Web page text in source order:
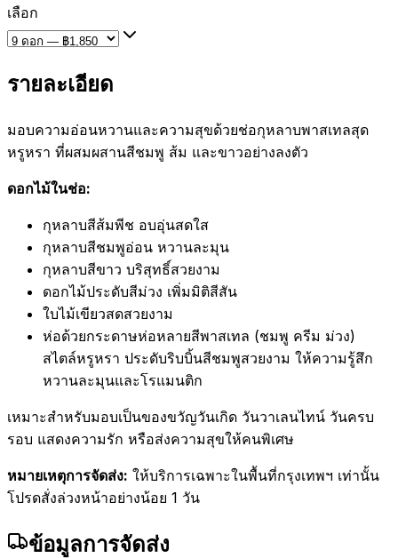
เลือก
รายละเอียด
มอบความอ่อนหวานและความสุขด้วยช่อกุหลาบพาสเทลสุด
หรูหรา ที่ผสมผสานสีชมพู ส้ม และขาวอย่างลงตัว
ดอกไม้ในช่อ:
กุหลาบสีส้มพีช อบอุ่นสดใส
กุหลาบสีชมพูอ่อน หวานละมุน
กุหลาบสีขาว บริสุทธิ์สวยงาม
ดอกไม้ประดับสีม่วง เพิ่มมิติสีสัน
ใบไม้เขียวสดสวยงาม
ห่อด้วยกระดาษห่อหลายสีพาสเทล (ชมพู ครีม ม่วง)
สไตล์หรูหรา ประดับริบบิ้นสีชมพูสวยงาม ให้ความรู้สึก
หวานละมุนและโรแมนติก
เหมาะสำหรับมอบเป็นของขวัญวันเกิด วันวาเลนไทน์ วันครบ
รอบ แสดงความรัก หรือส่งความสุขให้คนพิเศษ
หมายเหตุการจัดส่ง: ให้บริการเฉพาะในพื้นที่กรุงเทพฯ เท่านั้น
โปรดสั่งล่วงหน้าอย่างน้อย 1 วัน
ข้อมูลการจัดส่ง